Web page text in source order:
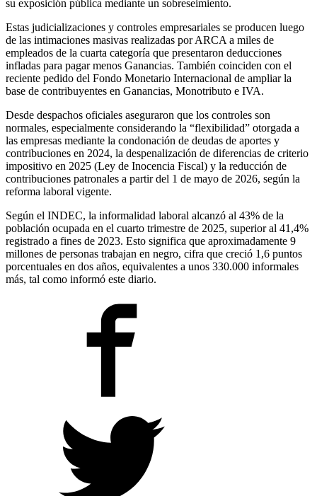
su exposición pública mediante un sobreseimiento.
Estas judicializaciones y controles empresariales se producen luego
de las intimaciones masivas realizadas por ARCA a miles de
empleados de la cuarta categoría que presentaron deducciones
infladas para pagar menos Ganancias. También coinciden con el
reciente pedido del Fondo Monetario Internacional de ampliar la
base de contribuyentes en Ganancias, Monotributo e IVA.
Desde despachos oficiales aseguraron que los controles son
normales, especialmente considerando la “flexibilidad” otorgada a
las empresas mediante la condonación de deudas de aportes y
contribuciones en 2024, la despenalización de diferencias de criterio
impositivo en 2025 (Ley de Inocencia Fiscal) y la reducción de
contribuciones patronales a partir del 1 de mayo de 2026, según la
reforma laboral vigente.
Según el INDEC, la informalidad laboral alcanzó al 43% de la
población ocupada en el cuarto trimestre de 2025, superior al 41,4%
registrado a fines de 2023. Esto significa que aproximadamente 9
millones de personas trabajan en negro, cifra que creció 1,6 puntos
porcentuales en dos años, equivalentes a unos 330.000 informales
más, tal como informó este diario.